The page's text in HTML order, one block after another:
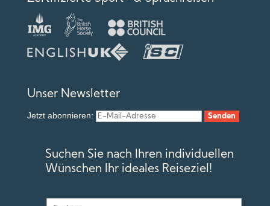
Unser Newsletter
Jetzt abonnieren:
Suchen Sie nach Ihren individuellen
Wünschen Ihr ideales Reiseziel!